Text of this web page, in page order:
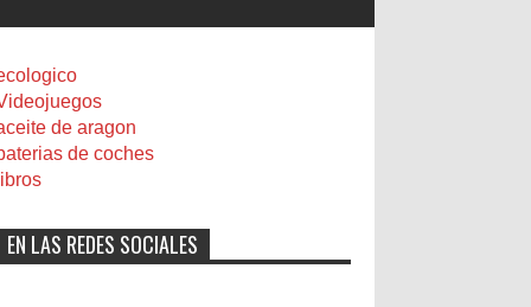
de aragon
de coches
libros
EN LAS REDES SOCIALES